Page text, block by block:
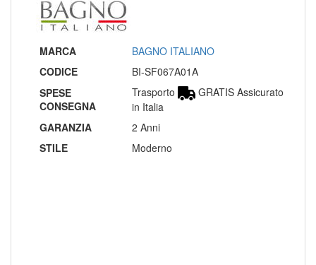
MARCA
BAGNO ITALIANO
CODICE
BI-SF067A01A
SPESE
CONSEGNA
Trasporto
GRATIS Assicurato
in Italia
GARANZIA
2 Anni
STILE
Moderno